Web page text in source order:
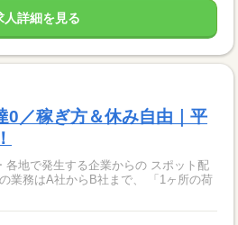
人詳細を見る
0／稼ぎ方＆休み自由｜平